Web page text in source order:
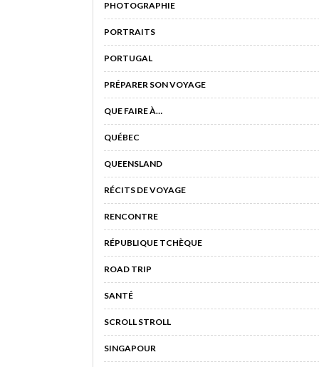
PHOTOGRAPHIE
PORTRAITS
PORTUGAL
PRÉPARER SON VOYAGE
QUE FAIRE À…
QUÉBEC
QUEENSLAND
RÉCITS DE VOYAGE
RENCONTRE
RÉPUBLIQUE TCHÈQUE
ROAD TRIP
SANTÉ
SCROLL STROLL
SINGAPOUR